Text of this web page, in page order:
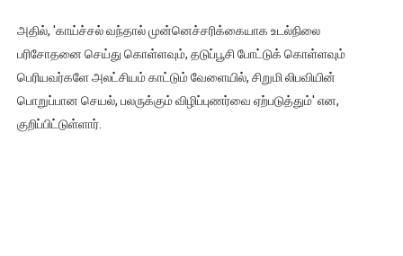
அதில், 'காய்ச்சல் வந்தால் முன்னெச்சரிக்கையாக உடல்நிலை
பரிசோதனை செய்து கொள்ளவும், தடுப்பூசி போட்டுக் கொள்ளவும்
பெரியவர்களே அலட்சியம் காட்டும் வேளையில், சிறுமி லிபவியின்
பொறுப்பான செயல், பலருக்கும் விழிப்புணர்வை ஏற்படுத்தும்' என,
குறிப்பிட்டுள்ளார்.